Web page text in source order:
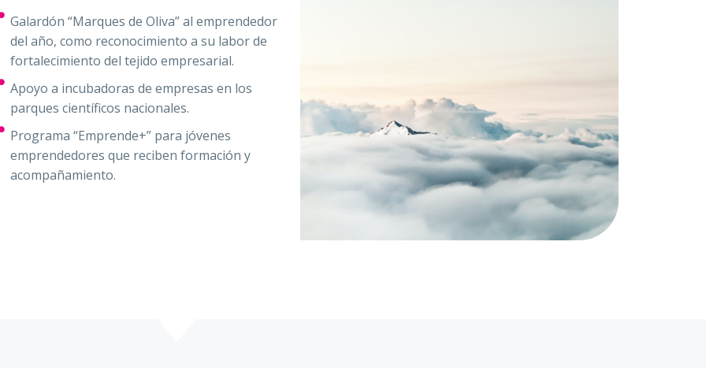
Galardón “Marques de Oliva” al emprendedor
del año, como reconocimiento a su labor de
fortalecimiento del tejido empresarial.
Apoyo a incubadoras de empresas en los
parques científicos nacionales.
Programa “Emprende+” para jóvenes
emprendedores que reciben formación y
acompañamiento.